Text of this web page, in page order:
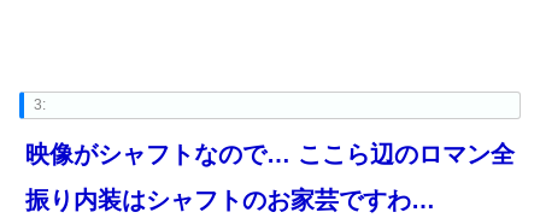
3:
映像がシャフトなので… ここら辺のロマン全
振り内装はシャフトのお家芸ですわ…